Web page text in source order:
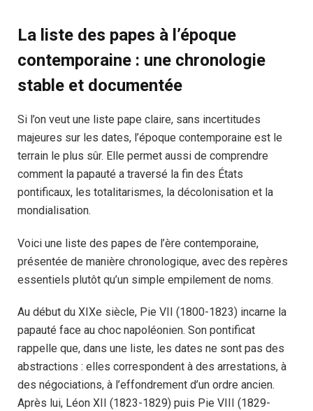
La liste des papes à l’époque
contemporaine : une chronologie
stable et documentée
Si l’on veut une liste pape claire, sans incertitudes
majeures sur les dates, l’époque contemporaine est le
terrain le plus sûr. Elle permet aussi de comprendre
comment la papauté a traversé la fin des États
pontificaux, les totalitarismes, la décolonisation et la
mondialisation.
Voici une liste des papes de l’ère contemporaine,
présentée de manière chronologique, avec des repères
essentiels plutôt qu’un simple empilement de noms.
Au début du XIXe siècle, Pie VII (1800-1823) incarne la
papauté face au choc napoléonien. Son pontificat
rappelle que, dans une liste, les dates ne sont pas des
abstractions : elles correspondent à des arrestations, à
des négociations, à l’effondrement d’un ordre ancien.
Après lui, Léon XII (1823-1829) puis Pie VIII (1829-